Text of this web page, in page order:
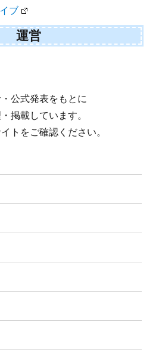
ブ
運営
公式発表をもとに
掲載しています。
トをご確認ください。